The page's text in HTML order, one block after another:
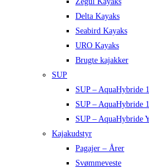
Delta Kayaks
Seabird Kayaks
URO Kayaks
Brugte kajakker
SUP
SUP – AquaHybride
SUP – AquaHybride
SUP – AquaHybride
Kajakudstyr
Pagajer – Årer
Svømmeveste